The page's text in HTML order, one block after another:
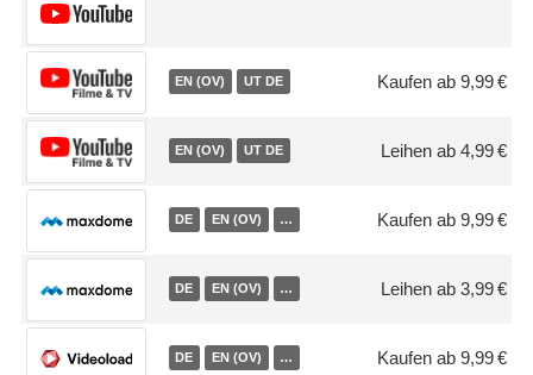
EN (OV) UT DE Kaufen ab 9,99 €
EN (OV) UT DE Leihen ab 4,99 €
DE EN (OV) … Kaufen ab 9,99 €
DE EN (OV) … Leihen ab 3,99 €
DE EN (OV) … Kaufen ab 9,99 €